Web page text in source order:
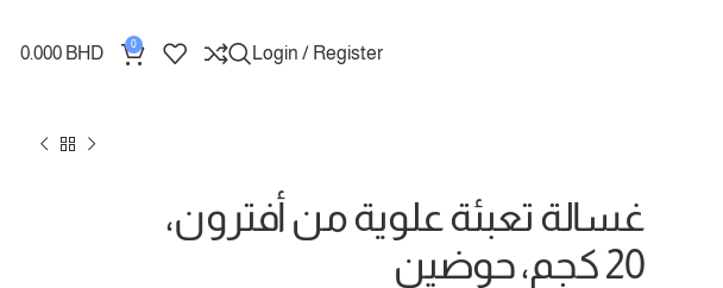
Login / Register
0
0.000 BHD
غسالة تعبئة علوية من أفترون،
20 كجم، حوضين